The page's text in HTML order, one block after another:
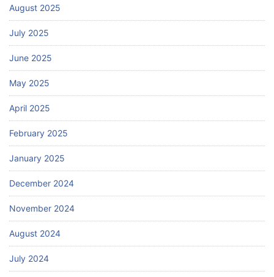
August 2025
July 2025
June 2025
May 2025
April 2025
February 2025
January 2025
December 2024
November 2024
August 2024
July 2024